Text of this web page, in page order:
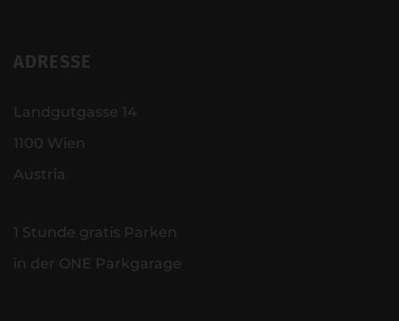
ADRESSE
Landgutgasse 14
1100 Wien
Austria
1 Stunde gratis Parken
in der ONE Parkgarage